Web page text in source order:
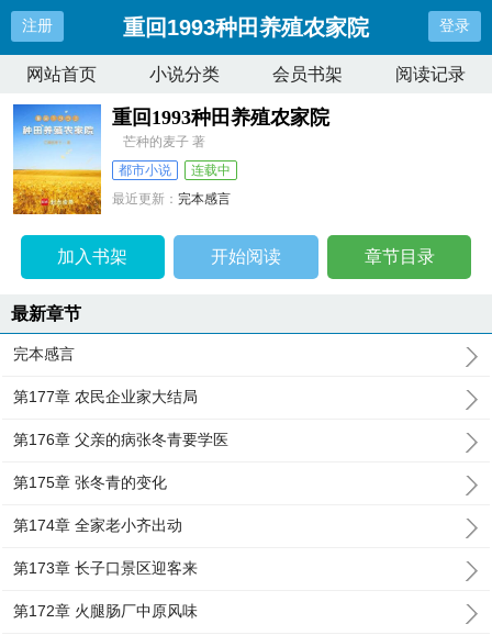
注册 重回1993种田养殖农家院 登录
网站首页 小说分类 会员书架 阅读记录
重回1993种田养殖农家院
芒种的麦子 著
都市小说
连载中
最近更新：完本感言
加入书架 开始阅读 章节目录
最新章节
完本感言
第177章 农民企业家大结局
第176章 父亲的病张冬青要学医
第175章 张冬青的变化
第174章 全家老小齐出动
第173章 长子口景区迎客来
第172章 火腿肠厂中原风味